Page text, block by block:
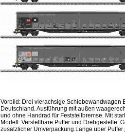
Vorbild: Drei vierachsige Schiebewandwagen
Deutschland. Ausführung mit außen
und ohne Handrad für Feststellbremse. Mit
Modell: Verstellbare Puffer und Drehgestelle.
zusätzlicher Umverpackung.Länge über